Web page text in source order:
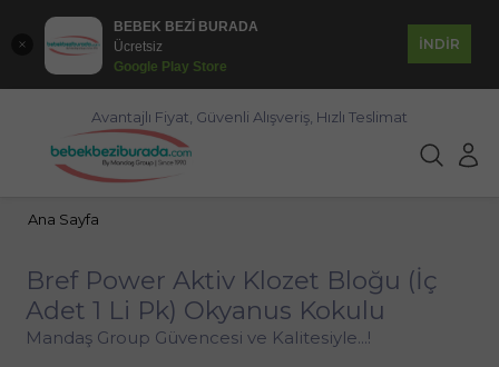
BEBEK BEZİ BURADA
Ücretsiz
Google Play Store
İNDİR
Avantajlı Fiyat, Güvenli Alışveriş, Hızlı Teslimat
Ana Sayfa
Bref Power Aktiv Klozet Bloğu (İç
Adet 1 Li Pk) Okyanus Kokulu
Mandaş Group Güvencesi ve Kalitesiyle...!